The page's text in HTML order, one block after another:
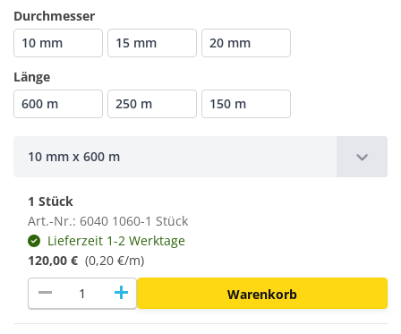
Durchmesser
10 mm
15 mm
20 mm
Länge
600 m
250 m 150 m
10 mm x 600 m
1 Stück
Art.-Nr.: 6040 1060-1 Stück
Lieferzeit 1-2 Werktage
120,00 € (0,20 €/m)
remove add Warenkorb